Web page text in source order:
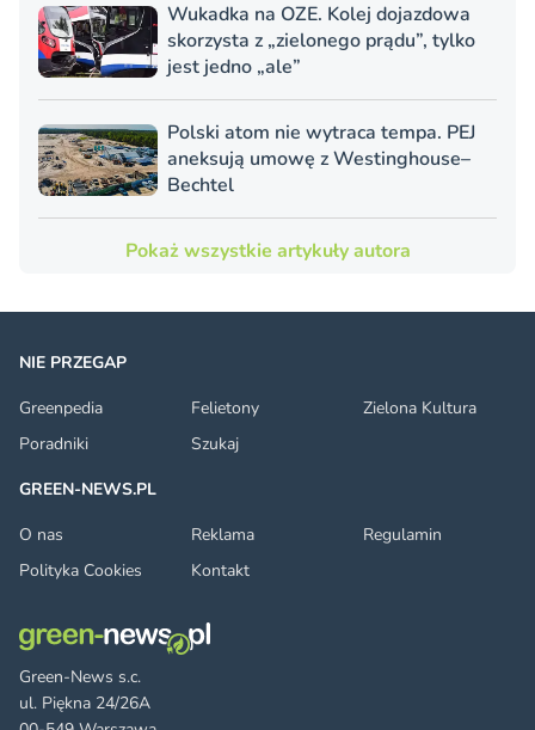
Wukadka na OZE. Kolej dojazdowa
skorzysta z „zielonego prądu”, tylko
jest jedno „ale”
Polski atom nie wytraca tempa. PEJ
aneksują umowę z Westinghouse–
Bechtel
Pokaż wszystkie artykuły autora
Green-News s.c.
ul. Piękna 24/26A
NIE PRZEGAP
Greenpedia
Felietony
Zielona Kultura
Poradniki
Szukaj
GREEN-NEWS.PL
O nas
Reklama
Regulamin
Polityka Cookies
Kontakt